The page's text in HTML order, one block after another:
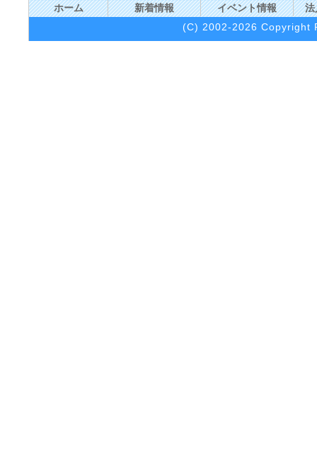
ホーム
新着情報 イベント情報
法
(C) 2002-2026 Copyright